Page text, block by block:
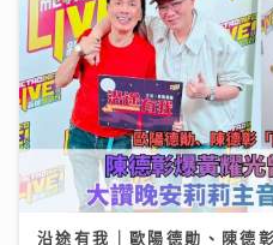
沿途有我｜歐陽德勛、陳德